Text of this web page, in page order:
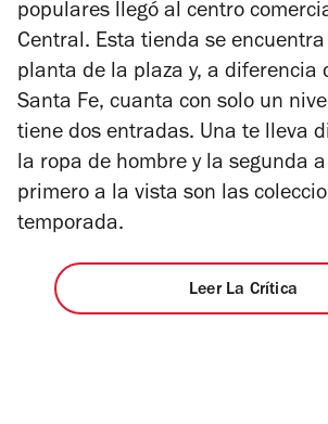
5
estrellas
populares llegó al centro
Central. Esta tienda se
planta de la plaza y, a diferencia
Santa Fe, cuanta con solo un
tiene dos entradas. Una te lleva
la ropa de hombre y la segunda
primero a la vista son las
temporada.
Leer La Crítica